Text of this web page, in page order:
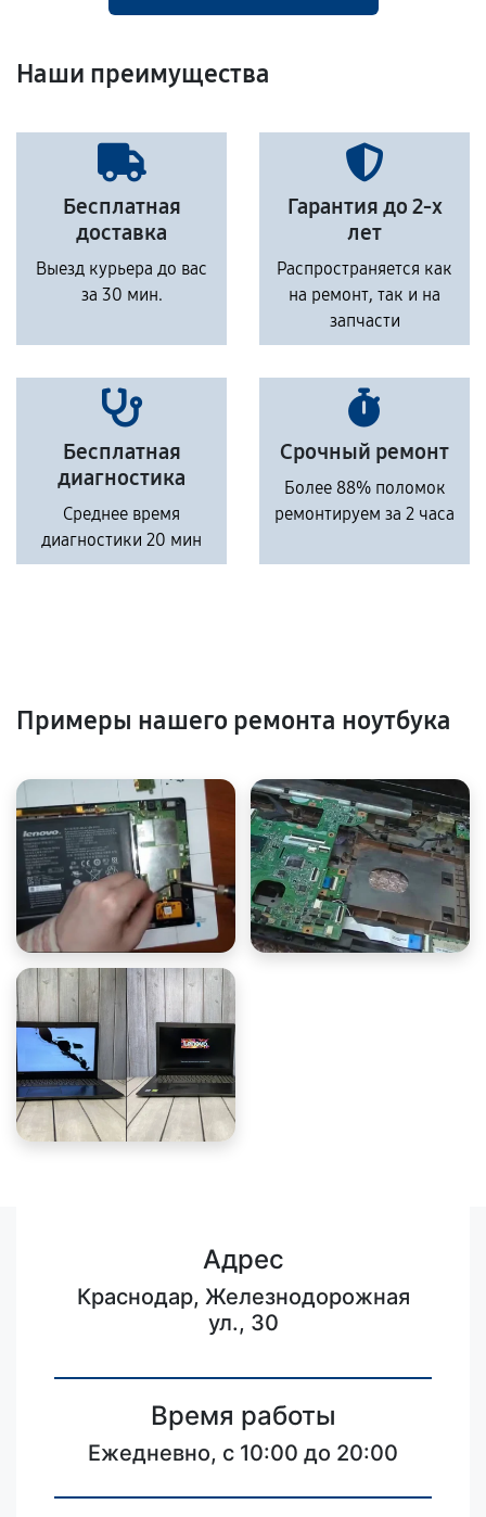
Наши преимущества
Бесплатная
доставка
Выезд курьера до вас
за 30 мин.
Гарантия до 2-х
лет
Распространяется как
на ремонт, так и на
запчасти
Бесплатная
диагностика
Среднее время
диагностики 20 мин
Срочный ремонт
Более 88% поломок
ремонтируем за 2 часа
Примеры нашего ремонта ноутбука
Адрес
Краснодар, Железнодорожная
ул., 30
Время работы
Ежедневно, с 10:00 до 20:00